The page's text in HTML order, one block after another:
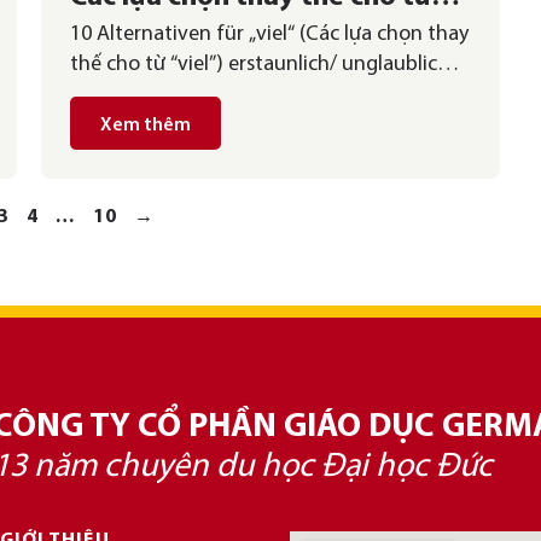
“viel”
10 Alternativen für „viel“ (Các lựa chọn thay
thế cho từ “viel”) erstaunlich/ unglaublich/
irrsinnig/ unheimlich viel: cực kì nhiều, rất
nhiều In meinem Viertel gibt es irrsinnig
viele Bäckereien und Apotheken. (Có rất
phố của tôi.) reichlich: khá nhiều, dư dả Es
Xem thêm
4 … 10 →
TY CỔ PHẦN GIÁO DỤC
13 năm chuyên du học Đại học Đức